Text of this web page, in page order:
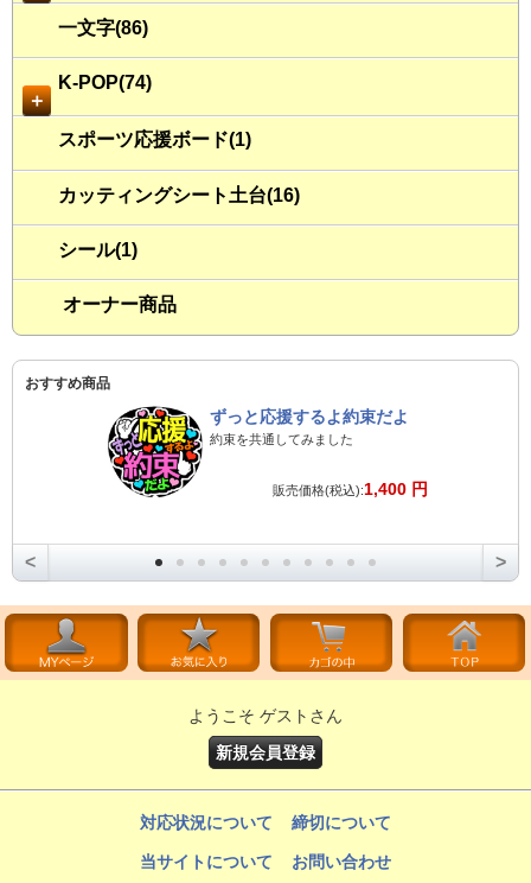
一文字(86)
＋
K-POP(74)
スポーツ応援ボード(1)
カッティングシート土台(16)
シール(1)
オーナー商品
おすすめ商品
ずっと応援するよ約束だよ
約束を共通してみました
販売価格(税込):1,400 円
< >
ようこそ ゲストさん
新規会員登録
対応状況について 締切について
当サイトについて お問い合わせ